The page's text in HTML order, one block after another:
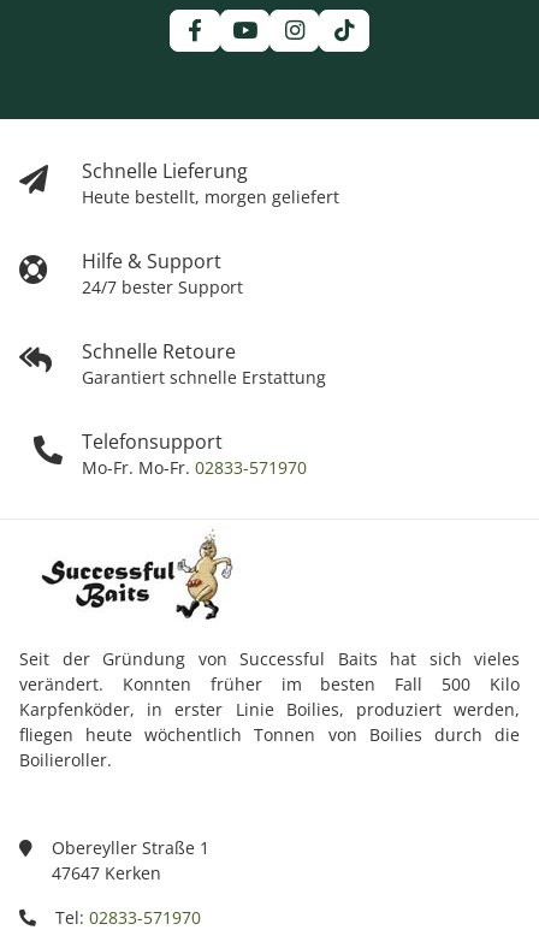
Schnelle Lieferung
Heute bestellt, morgen geliefert
Hilfe & Support
24/7 bester Support
Schnelle Retoure
Garantiert schnelle Erstattung
Telefonsupport
Mo-Fr. Mo-Fr. 02833-571970
Seit der Gründung von Successful Baits hat sich vieles
verändert. Konnten früher im besten Fall 500 Kilo
Karpfenköder, in erster Linie Boilies, produziert werden,
fliegen heute wöchentlich Tonnen von Boilies durch die
Boilieroller.
Obereyller Straße 1
47647 Kerken
Tel: 02833-571970